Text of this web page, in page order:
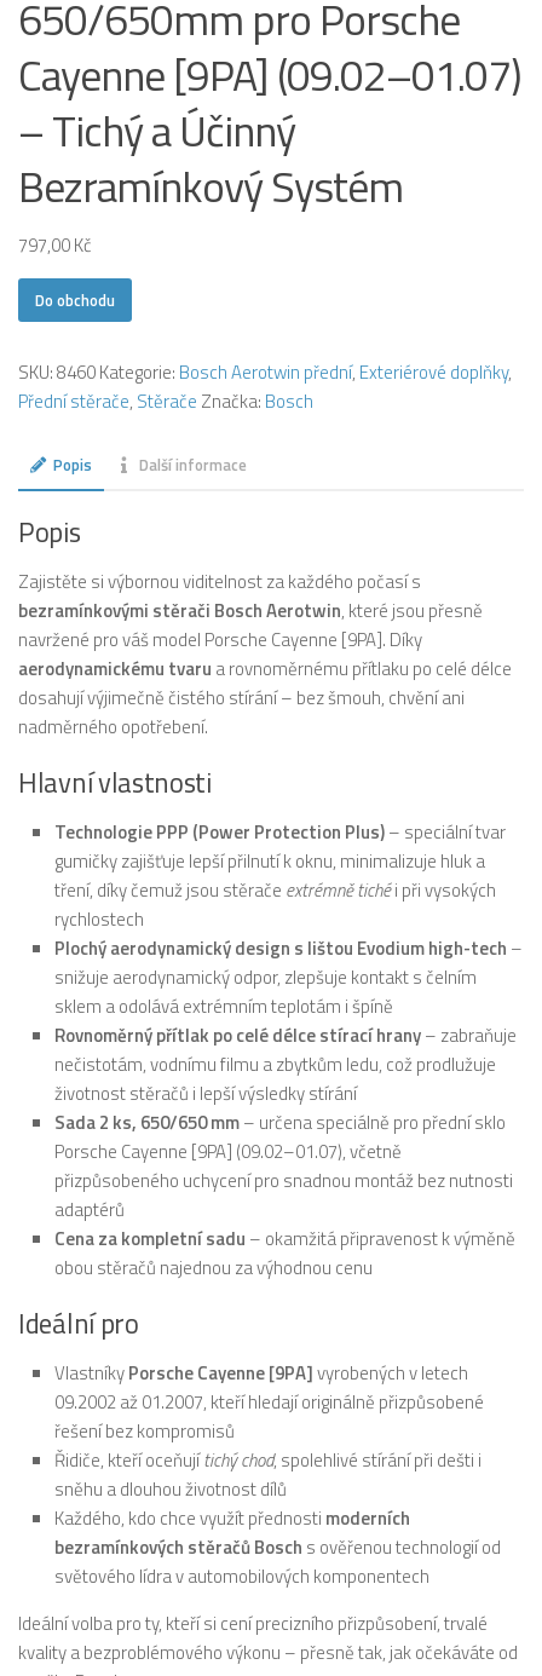
650/650mm pro Porsche
Cayenne [9PA] (09.02–01.07)
– Tichý a Účinný
Bezramínkový Systém
797,00Kč
Do obchodu
SKU:8460Kategorie: Bosch Aerotwin přední, Exteriérové doplňky,
Přední stěrače, Stěrače Značka: Bosch
Popis Další informace
Popis
Zajistěte si výbornou viditelnost za každého počasí s
bezramínkovými stěrači Bosch Aerotwin, které jsou přesně
navržené pro váš model Porsche Cayenne [9PA]. Díky
aerodynamickému tvaru a rovnoměrnému přítlaku po celé délce
dosahují výjimečně čistého stírání – bez šmouh, chvění ani
nadměrného opotřebení.
Hlavní vlastnosti
Technologie PPP (Power Protection Plus)– speciální tvar
gumičky zajišťuje lepší přilnutí k oknu, minimalizuje hluk a
tření, díky čemuž jsou stěrače extrémně tichéi při vysokých
rychlostech
Plochý aerodynamický design s lištou Evodium high-tech –
snižuje aerodynamický odpor, zlepšuje kontakt s čelním
sklem a odolává extrémním teplotám i špíně
Rovnoměrný přítlak po celé délce stírací hrany– zabraňuje
nečistotám, vodnímu filmu a zbytkům ledu, což prodlužuje
životnost stěračů i lepší výsledky stírání
Sada 2 ks, 650/650 mm– určena speciálně pro přední sklo
Porsche Cayenne [9PA] (09.02–01.07), včetně
přizpůsobeného uchycení pro snadnou montáž bez nutnosti
adaptérů
Cena za kompletní sadu – okamžitá připravenost k výměně
obou stěračů najednou za výhodnou cenu
Ideální pro
VlastníkyPorsche Cayenne [9PA]vyrobených v letech
09.2002 až 01.2007, kteří hledají originálně přizpůsobené
řešení bez kompromisů
Řidiče, kteří oceňujítichý chod, spolehlivé stírání při dešti i
sněhu a dlouhou životnost dílů
Každého, kdo chce využít přednosti moderních
bezramínkových stěračů Bosch s ověřenou technologií od
světového lídra v automobilových komponentech
Ideální volba pro ty, kteří si cení precizního přizpůsobení, trvalé
kvality a bezproblémového výkonu – přesně tak, jak očekáváte od